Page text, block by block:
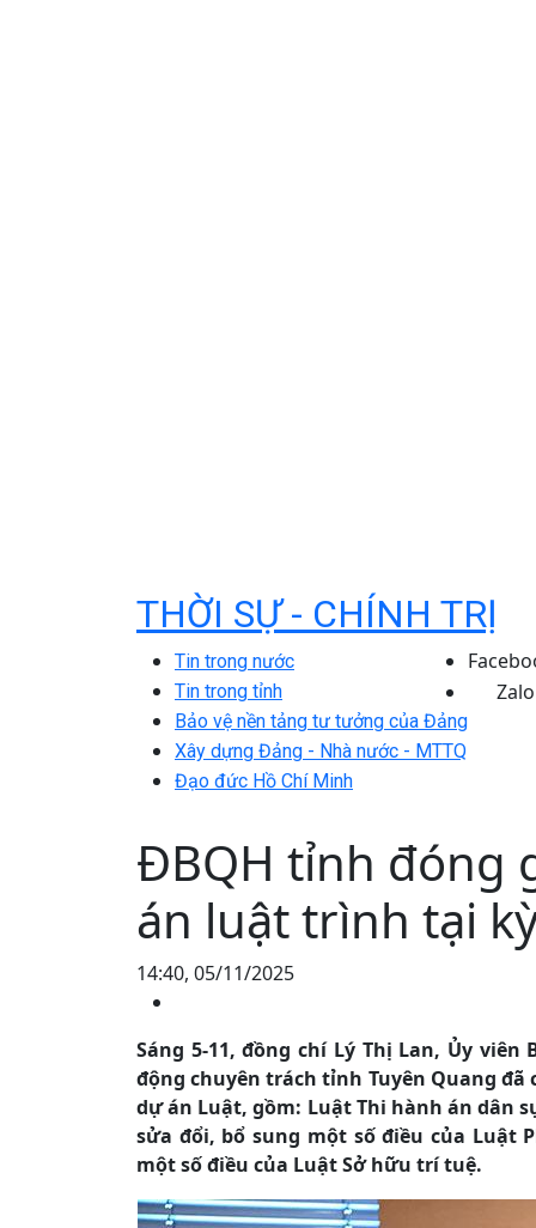
THỜI SỰ - CHÍNH TRỊ
Tin trong nước
Tin trong tỉnh
Bảo vệ nền tảng tư tưởng của Đảng
Xây dựng Đảng - Nhà nước - MTTQ
Đạo đức Hồ Chí Minh
Zalo
ĐBQH tỉnh đóng
án luật trình tại
14:40, 05/11/2025
Sáng 5-11, đồng chí Lý Thị Lan, Ủy
động chuyên trách tỉnh Tuyên Quang
dự án Luật, gồm: Luật Thi hành án dân
sửa đổi, bổ sung một số điều của Luật
một số điều của Luật Sở hữu trí tuệ.